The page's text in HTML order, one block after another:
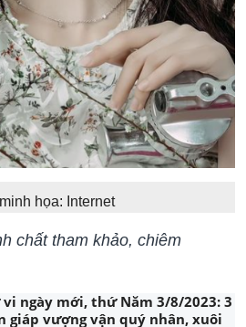
họa: Internet
chất tham khảo, chiêm
vi ngày mới, thứ Năm 3/8/2023: 3
giáp vượng vận quý nhân, xuôi